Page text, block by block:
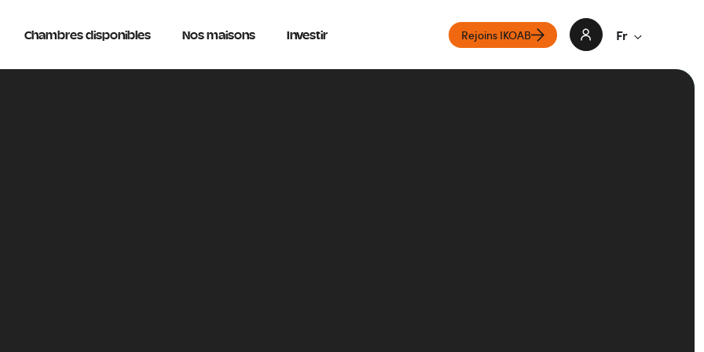
Chambres disponibles Nos maisons Investir Rejoins IKOAB Fr